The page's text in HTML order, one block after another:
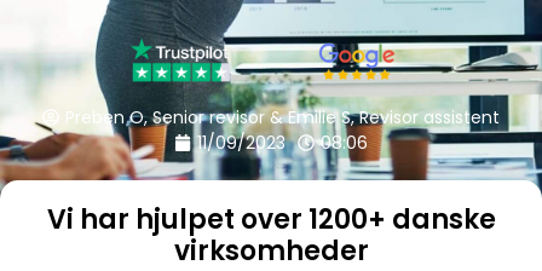
Preben O, Senior revisor & Emilie S, Revisor assistent
11/09/2023
08:06
Vi har hjulpet over 1200+ danske
virksomheder